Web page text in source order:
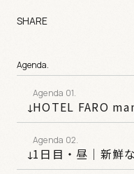
SHARE
Agenda.
HOTEL FARO
1日目・昼｜新鮮